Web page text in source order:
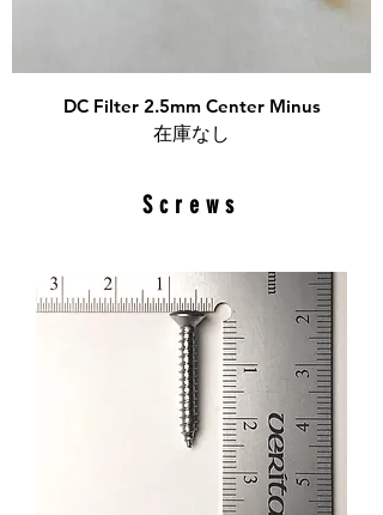
DC Filter 2.5mm Center Minus
在庫なし
Screws